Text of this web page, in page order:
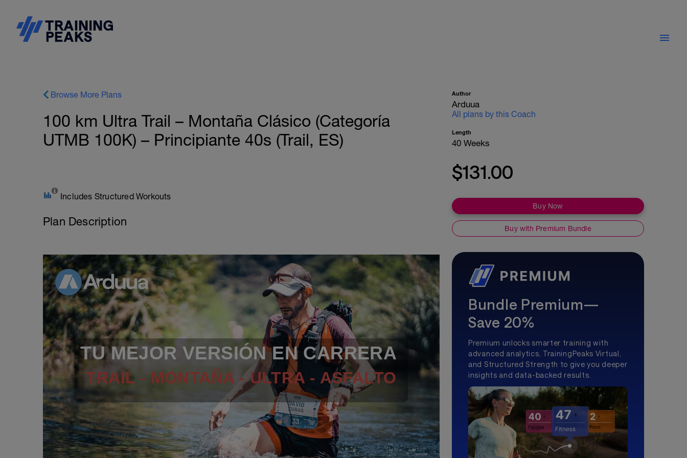
Browse More Plans
100 km Ultra Trail – Montaña Clásico (Categoría
UTMB 100K) – Principiante 40s (Trail, ES)
Includes Structured Workouts
Plan Description
TU MEJOR VERSIÓN EN CARRERA
TRAIL - MONTAÑA - ULTRA - ASFALTO
Author
Arduua
All plans by this Coach
Length
40 Weeks
$131.00
Buy Now
Buy with Premium Bundle
Bundle Premium—
Save 20%
Premium unlocks smarter training with
advanced analytics, TrainingPeaks Virtual,
and Structured Strength to give you deeper
insights and data-backed results.